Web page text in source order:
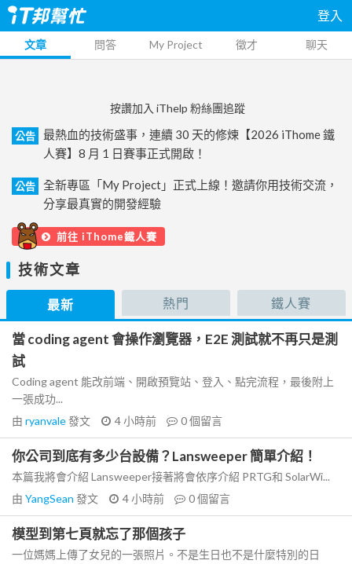
登入
文章 問答 My Project 徵才 聊天
按讚加入 iThelp 粉絲團追蹤
公告
最熱血的技術盛事，連續 30 天的修煉【2026 iThome 鐵
人賽】8 月 1 日賽事正式開啟！
公告
全新專區「My Project」正式上線！邀請你用技術交流，
分享最真實的開發經驗
前往 iThome鐵人賽
技術文章
最新 熱門 鐵人賽
當 coding agent 會操作瀏覽器，E2E 測試就不再只是測
試
Coding agent 能改前端、開啟預覽站、登入、點完流程，最後附上
一張成功...
由 ryanvale發文 4 小時前 0個留言
你公司到底有多少台設備？Lansweeper 簡單介紹！
本篇我將會介紹 Lansweeper接著將會依序介紹 PRTG和 SolarWi...
由 YangSean 發文 4 小時前 0個留言
模型到第七頁就忘了那個孩子
一位媽媽上傳了女兒的一張照片。不是生日也不是什麼特別的日